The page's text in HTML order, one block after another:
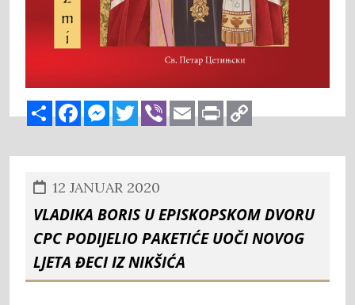
ShareFacebook
Messenger
Twitter
ViberEmailPrint
Link
12 JANUAR 2020
VLADIKA BORIS U EPISKOPSKOM DVORU
CPC PODIJELIO PAKETIĆE UOČI NOVOG
LJETA ĐECI IZ NIKŠIĆA